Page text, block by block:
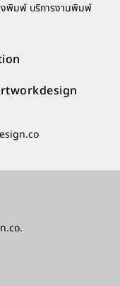
งพิมพ์ บริการงานพิมพ์